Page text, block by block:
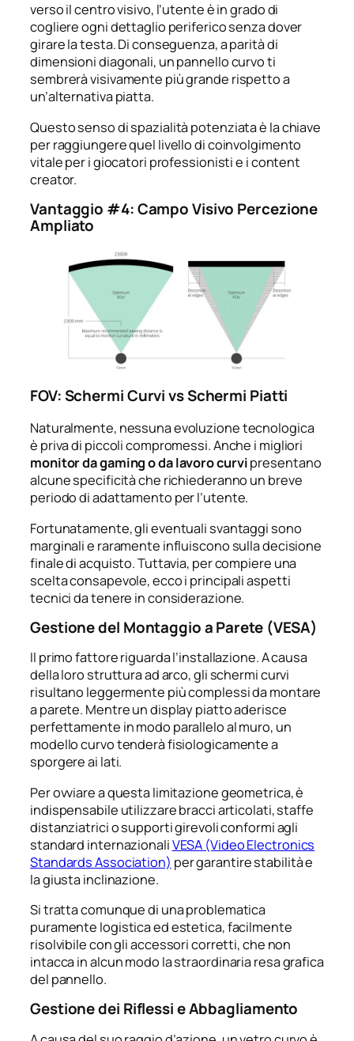
verso il centro visivo, l’utente è in grado di
cogliere ogni dettaglio periferico senza dover
girare la testa. Di conseguenza, a parità di
dimensioni diagonali, un pannello curvo ti
sembrerà visivamente più grande rispetto a
un’alternativa piatta.
Questo senso di spazialità potenziata è la chiave
per raggiungere quel livello di coinvolgimento
vitale per i giocatori professionisti e i content
creator.
Vantaggio #4: Campo Visivo Percezione
Ampliato
FOV: Schermi Curvi vs Schermi Piatti
Naturalmente, nessuna evoluzione tecnologica
è priva di piccoli compromessi. Anche i migliori
monitor da gaming o da lavoro curvipresentano
alcune specificità che richiederanno un breve
periodo di adattamento per l’utente.
Fortunatamente, gli eventuali svantaggi sono
marginali e raramente influiscono sulla decisione
finale di acquisto. Tuttavia, per compiere una
scelta consapevole, ecco i principali aspetti
tecnici da tenere in considerazione.
Gestione del Montaggio a Parete (VESA)
Il primo fattore riguarda l’installazione. A causa
della loro struttura ad arco, gli schermi curvi
risultano leggermente più complessi da montare
a parete. Mentre un display piatto aderisce
perfettamente in modo parallelo al muro, un
modello curvo tenderà fisiologicamente a
sporgere ai lati.
Per ovviare a questa limitazione geometrica, è
indispensabile utilizzare bracci articolati, staffe
distanziatrici o supporti girevoli conformi agli
standard internazionaliVESA (Video Electronics
Standards Association) per garantire stabilità e
la giusta inclinazione.
Si tratta comunque di una problematica
puramente logistica ed estetica, facilmente
risolvibile con gli accessori corretti, che non
intacca in alcun modo la straordinaria resa grafica
del pannello.
Gestione dei Riflessi e Abbagliamento